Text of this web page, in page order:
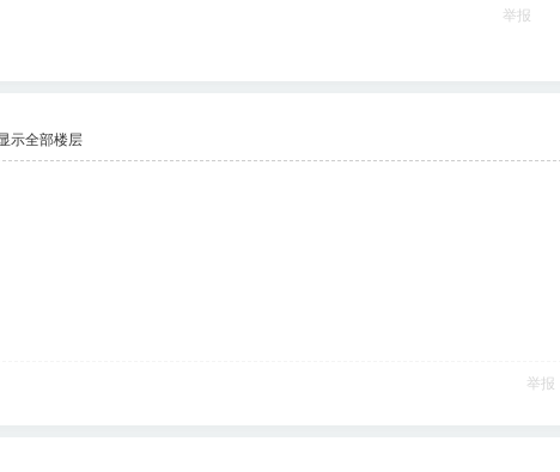
举报
示全部楼层
举报